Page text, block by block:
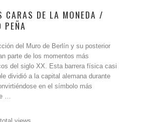
CARAS DE LA MONEDA /
PEÑA
del Muro de Berlín y su posterior
parte de los momentos más
del siglo XX. Esta barrera física casi
dividió a la capital alemana durante
en el símbolo más
…